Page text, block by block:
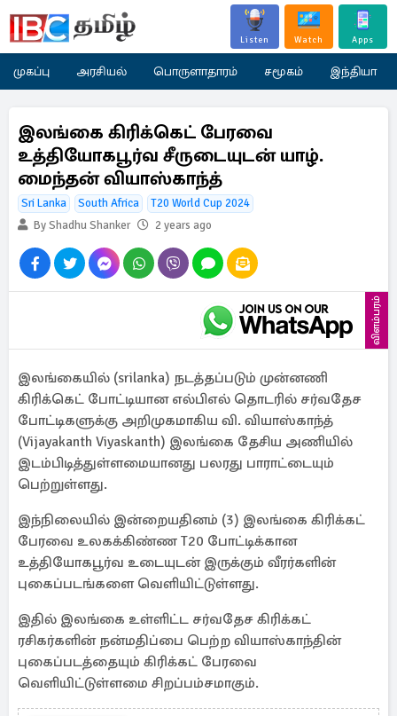
Listen Watch Apps
முகப்பு அரசியல் பொருளாதாரம் சமூகம் இந்தியா
இலங்கை கிரிக்கெட் பேரவை
உத்தியோகபூர்வ சீருடையுடன் யாழ்.
மைந்தன் வியாஸ்காந்த்
Sri Lanka South Africa
T20 World Cup 2024
By Shadhu Shanker
2 years ago
விளம்பரம்
இலங்கையில் (srilanka) நடத்தப்படும் முன்னணி
கிரிக்கெட் போட்டியான எல்பிஎல் தொடரில் சர்வதேச
போட்டிகளுக்கு அறிமுகமாகிய வி. வியாஸ்காந்த்
(Vijayakanth Viyaskanth) இலங்கை தேசிய அணியில்
இடம்பிடித்துள்ளமையானது பலரது பாராட்டையும்
பெற்றுள்ளது.
இந்நிலையில் இன்றையதினம் (3) இலங்கை கிரிக்கட்
பேரவை உலகக்கிண்ண T20 போட்டிக்கான
உத்தியோகபூர்வ உடையுடன் இருக்கும் வீரர்களின்
புகைப்படங்களை வெளியிட்டுள்ளது.
இதில் இலங்கை உள்ளிட்ட சர்வதேச கிரிக்கட்
ரசிகர்களின் நன்மதிப்பை பெற்ற வியாஸ்காந்தின்
புகைப்படத்தையும் கிரிக்கட் பேரவை
வெளியிட்டுள்ளமை சிறப்பம்சமாகும்.